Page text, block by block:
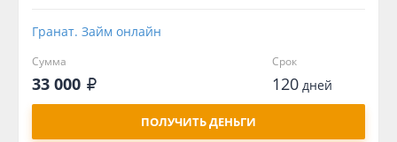
Гранат. Займ онлайн
Сумма
33 000
Срок
120дней
ПОЛУЧИТЬ ДЕНЬГИ